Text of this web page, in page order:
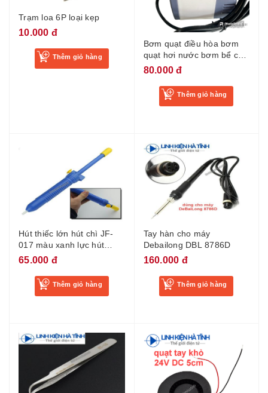
Trạm loa 6P loại kẹp
10.000 đ
Thêm giỏ hàng
Bơm quạt điều hòa bơm
quạt hơi nước bơm bể cá
220V AC bơm 16W 800l/h
80.000 đ
Thêm giỏ hàng
Hút thiếc lớn hút chì JF-
017 màu xanh lực hút
mạnh
65.000 đ
Thêm giỏ hàng
Tay hàn cho máy
Debailong DBL 8786D
160.000 đ
Thêm giỏ hàng